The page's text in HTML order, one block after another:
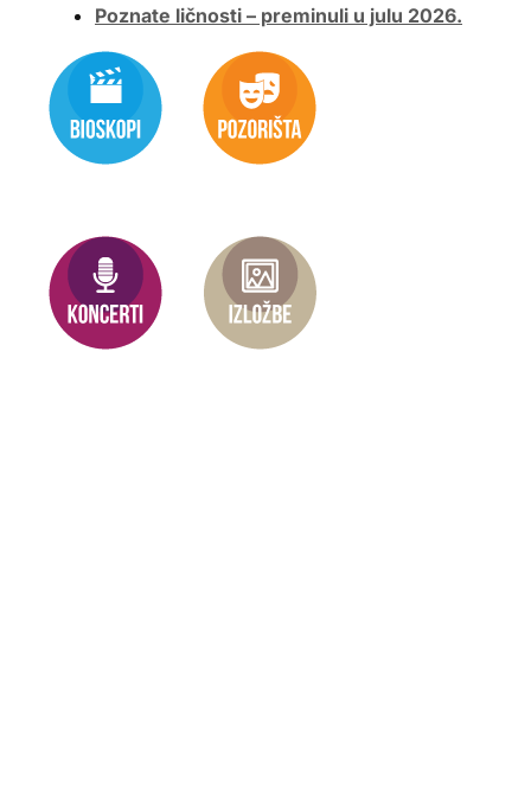
Poznate ličnosti – preminuli u julu 2026.